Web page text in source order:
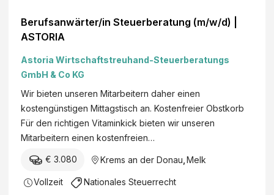
Berufsanwärter/in Steuerberatung (m/w/d) |
ASTORIA
Astoria Wirtschaftstreuhand-Steuerberatungs
GmbH & Co KG
Wir bieten unseren Mitarbeitern daher einen
kostengünstigen Mittagstisch an. Kostenfreier Obstkorb
Für den richtigen Vitaminkick bieten wir unseren
Mitarbeitern einen kostenfreien…
€ 3.080 Krems an der Donau Melk
Vollzeit Nationales Steuerrecht